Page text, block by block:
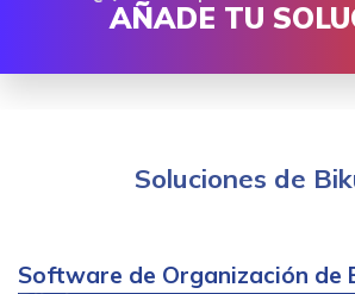
AÑADE TU
Soluciones de
Software de Organización de